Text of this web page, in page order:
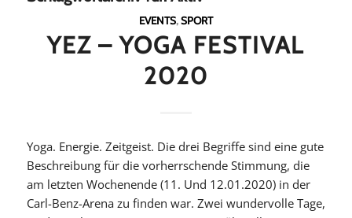
EVENTS,SPORT
YEZ – YOGA FESTIVAL
2020
Yoga. Energie. Zeitgeist. Die drei Begriffe sind eine gute
Beschreibung für die vorherrschende Stimmung, die
am letzten Wochenende (11. Und 12.01.2020) in der
Carl-Benz-Arena zu finden war. Zwei wundervolle Tage,